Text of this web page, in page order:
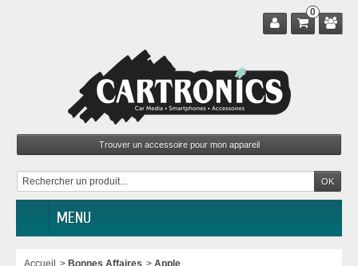
0
MENU
Accueil > Bonnes Affaires > Apple